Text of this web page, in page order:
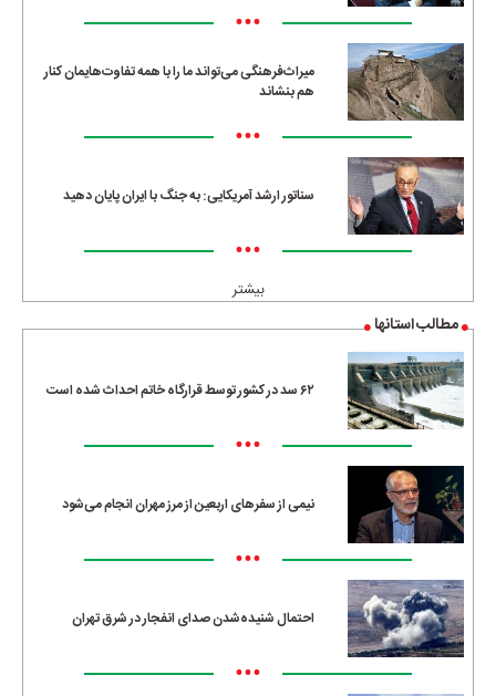
•••
میراث‌فرهنگی می‌تواند ما را با همه تفاوت‌هایمان کنار
هم بنشاند
•••
سناتور ارشد آمریکایی: به جنگ با ایران پایان دهید
•••
بیشتر
مطالب استانها
۶۲ سد در کشور توسط قرارگاه خاتم احداث شده است
•••
نیمی از سفرهای اربعین از مرز مهران انجام می‌شود
•••
احتمال شنیده‌شدن صدای انفجار در شرق تهران
•••